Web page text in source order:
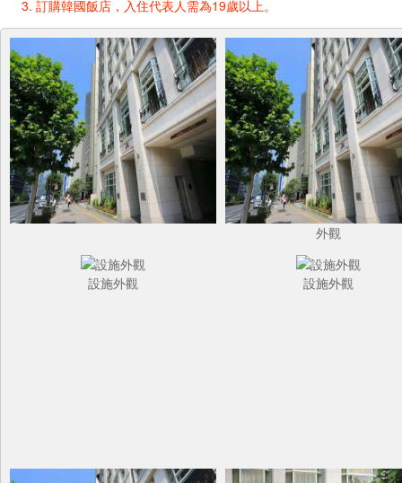
訂購韓國飯店，入住代表人需為19歲以上。
外觀
設施外觀 設施外觀